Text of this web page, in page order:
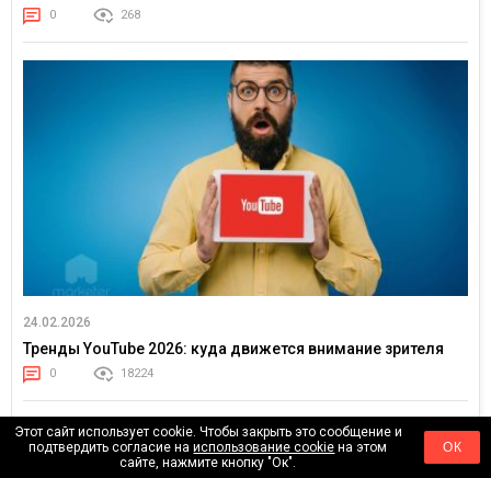
0 268
24.02.2026
Тренды YouTube 2026: куда движется внимание зрителя
0 18224
Этот сайт использует cookie. Чтобы закрыть это сообщение и
подтвердить согласие наиспользование cookie на этом
сайте, нажмите кнопку "Ок".
ОК